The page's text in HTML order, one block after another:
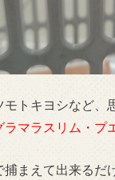
トキヨシなど
ラマラスリム・プ
まえて出来るだ